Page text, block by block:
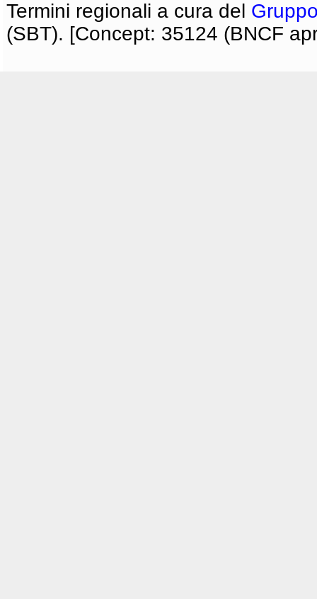
Termini regionali a cura del
(SBT). [Concept: 35124 (BNCF